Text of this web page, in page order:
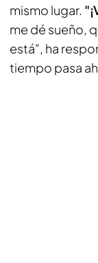
mismo lugar.
me dé sueño,
está", ha
tiempo pasa